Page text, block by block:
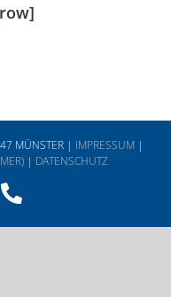
MÜNSTER | IMPRESSUM |
| DATENSCHUTZ